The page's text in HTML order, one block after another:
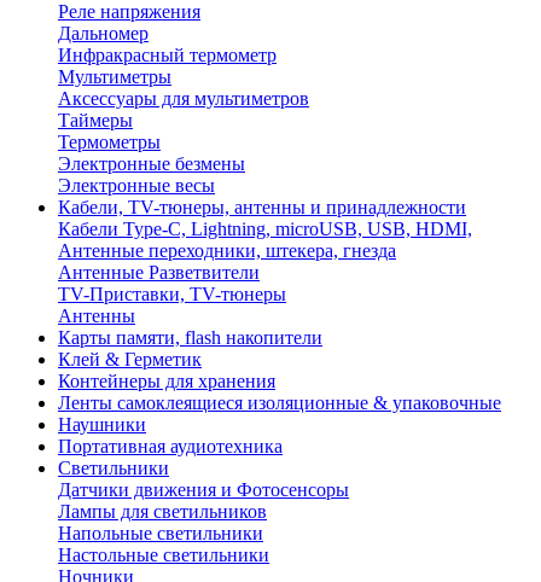
Реле напряжения
Дальномер
Инфракрасный термометр
Мультиметры
Аксессуары для мультиметров
Таймеры
Термометры
Электронные безмены
Электронные весы
Кабели, TV-тюнеры, антенны и принадлежности
Кабели Type-C, Lightning, microUSB, USB, HDMI,
Антенные переходники, штекера, гнезда
Антенные Разветвители
TV-Приставки, TV-тюнеры
Антенны
Карты памяти, flash накопители
Клей & Герметик
Контейнеры для хранения
Ленты самоклеящиеся изоляционные & упаковочные
Наушники
Портативная аудиотехника
Светильники
Датчики движения и Фотосенсоры
Лампы для светильников
Напольные светильники
Настольные светильники
Ночники